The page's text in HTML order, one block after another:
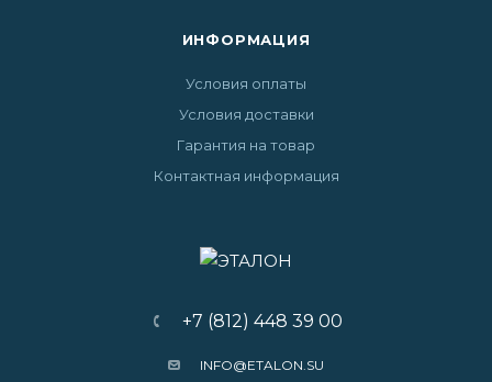
ИНФОРМАЦИЯ
Условия оплаты
Условия доставки
Гарантия на товар
Контактная информация
+7 (812) 448 39 00
INFO@ETALON.SU